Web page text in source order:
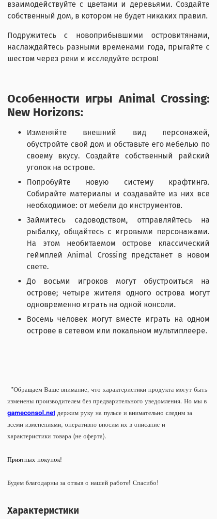
взаимодействуйте с цветами и деревьями. Создайте
собственный дом, в котором не будет никаких правил.
Подружитесь с новоприбывшими островитянами,
наслаждайтесь разными временами года, прыгайте с
шестом через реки и исследуйте остров!
Особенности игры Animal Crossing:
New Horizons:
Изменяйте внешний вид персонажей,
обустройте свой дом и обставьте его мебелью по
своему вкусу. Создайте собственный райский
уголок на острове.
Попробуйте новую систему крафтинга.
Собирайте материалы и создавайте из них все
необходимое: от мебели до инструментов.
Займитесь садоводством, отправляйтесь на
рыбалку, общайтесь с игровыми персонажами.
На этом необитаемом острове классический
геймплей Animal Crossing предстанет в новом
свете.
До восьми игроков могут обустроиться на
острове; четыре жителя одного острова могут
одновременно играть на одной консоли.
Восемь человек могут вместе играть на одном
острове в сетевом или локальном мультиплеере.
*Обращаем Ваше внимание, что характеристики продукта могут быть
изменены производителем без предварительного уведомления. Но мы в
gameconsol.net держим руку на пульсе и внимательно следим за
всеми изменениями, оперативно вносим их в описание и
характеристики товара (не оферта).
Приятных покупок!
Будем благодарны за отзыв о нашей работе! Спасибо!
Характеристики